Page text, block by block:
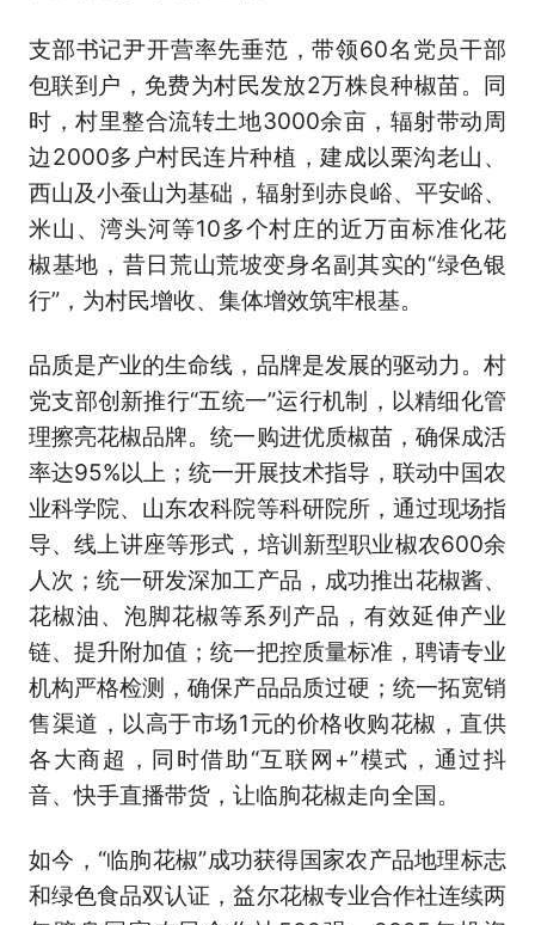
支部书记尹开营率先垂范，带领60名党员干部
包联到户，免费为村民发放2万株良种椒苗。同
时，村里整合流转土地3000余亩，辐射带动周
边2000多户村民连片种植，建成以栗沟老山、
西山及小蚕山为基础，辐射到赤良峪、平安峪、
米山、湾头河等10多个村庄的近万亩标准化花
椒基地，昔日荒山荒坡变身名副其实的“绿色银
行”，为村民增收、集体增效筑牢根基。
品质是产业的生命线，品牌是发展的驱动力。村
党支部创新推行“五统一”运行机制，以精细化管
理擦亮花椒品牌。统一购进优质椒苗，确保成活
率达95%以上；统一开展技术指导，联动中国农
业科学院、山东农科院等科研院所，通过现场指
导、线上讲座等形式，培训新型职业椒农600余
人次；统一研发深加工产品，成功推出花椒酱、
花椒油、泡脚花椒等系列产品，有效延伸产业
链、提升附加值；统一把控质量标准，聘请专业
机构严格检测，确保产品品质过硬；统一拓宽销
售渠道，以高于市场1元的价格收购花椒，直供
各大商超，同时借助“互联网+”模式，通过抖
音、快手直播带货，让临朐花椒走向全国。
如今，“临朐花椒”成功获得国家农产品地理标志
和绿色食品双认证，益尔花椒专业合作社连续两